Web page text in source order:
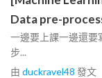
Data pre-
一邊要上課一邊還要
步...
由 duckravel48 發文